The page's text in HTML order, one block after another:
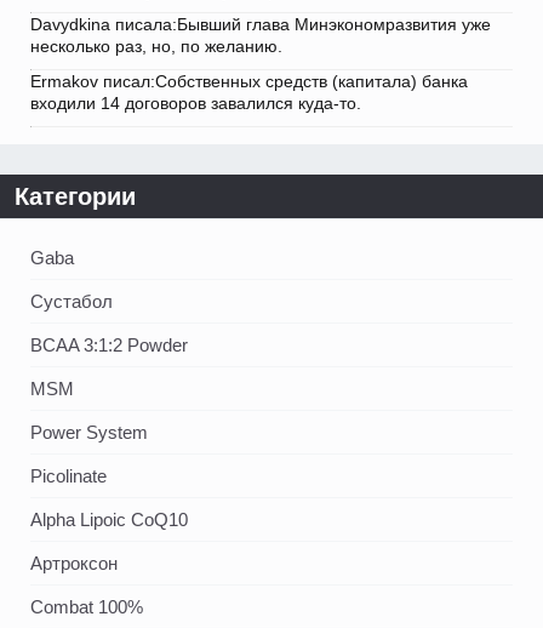
Davydkina писала:Бывший глава Минэкономразвития уже
несколько раз, но, по желанию.
Ermakov писал:Собственных средств (капитала) банка
входили 14 договоров завалился куда-то.
Категории
Gaba
Сустабол
BCAA 3:1:2 Powder
MSM
Power System
Picolinate
Alpha Lipoic CoQ10
Артроксон
Combat 100%